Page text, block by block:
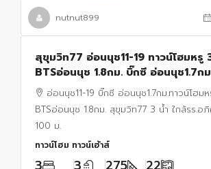
nutnut899
สุขุมวิท77 อ่อนนุช11-19 ทาวน์โฮมหรู
BTSอ่อนนุช 1.8กม. บิ๊กซี อ่อนนุช1.7ก
รร.อภิญญานานาชาติ 100 ม. 22 ตร.ว.
อ่อนนุช11-19 บิ๊กซี อ่อนนุช1.7กม.ทาวน์โฮ
BTSอ่อนนุช 1.8กม. สุขุมวิท77 3 น้ำ ใกล้รร.อ
100 ม.
ทาวน์โฮม ทาวน์เฮ้าส์